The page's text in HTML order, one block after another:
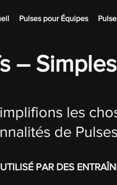
Pulses pour Équipes
–
les
de
PAR DES